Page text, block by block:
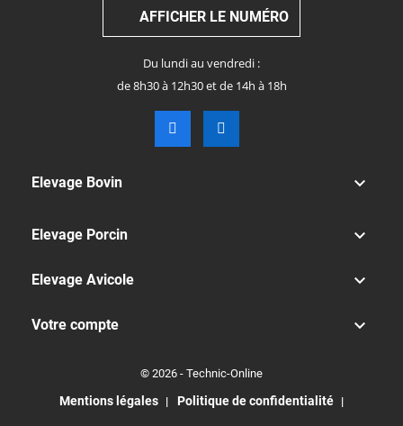
AFFICHER LE NUMÉRO
Du lundi au vendredi :
de 8h30 à 12h30 et de 14h à 18h
Elevage Bovin 
Elevage Porcin 
Elevage Avicole 
Votre compte 
© 2026 - Technic-Online
Mentions légales Politique de confidentialité